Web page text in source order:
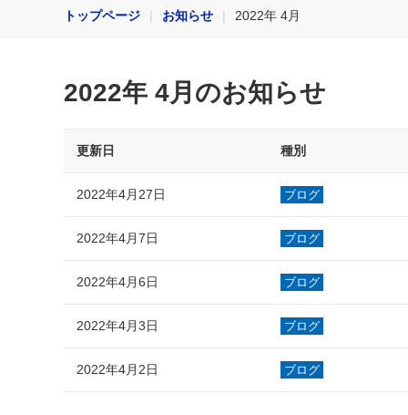
トップページ お知らせ 2022年 4月
2022年 4月のお知らせ
更新日 種別
2022年4月27日 ブログ
2022年4月7日 ブログ
2022年4月6日 ブログ
2022年4月3日 ブログ
2022年4月2日 ブログ